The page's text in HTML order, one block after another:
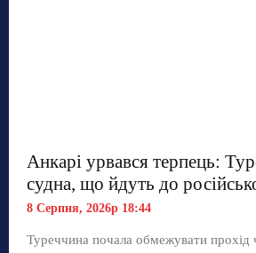
Анкарі урвався терпець:
судна, що йдуть до
8 Серпня, 2026р 18:44
Туреччина почала обмежувати